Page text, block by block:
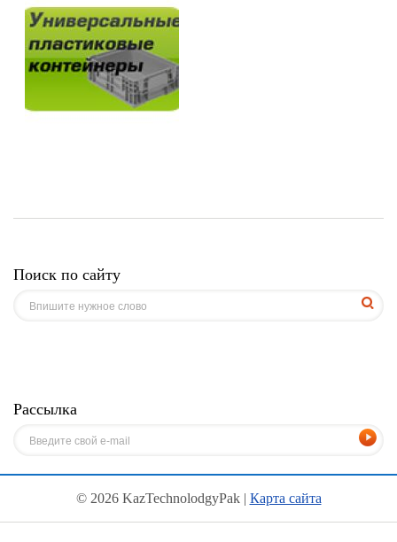
Поиск по сайту
Рассылка
© 2026 KazTechnolodgyPak | Карта сайта